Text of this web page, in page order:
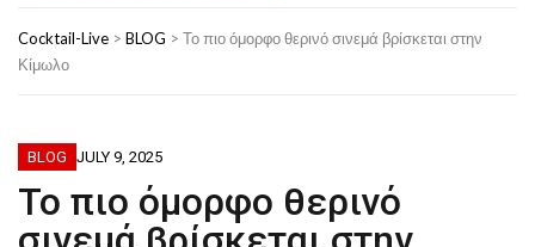
Cocktail-Live > BLOG > Το πιο όμορφο θερινό σινεμά βρίσκεται στην
Κίμωλο
BLOG JULY 9, 2025
Το πιο όμορφο θερινό